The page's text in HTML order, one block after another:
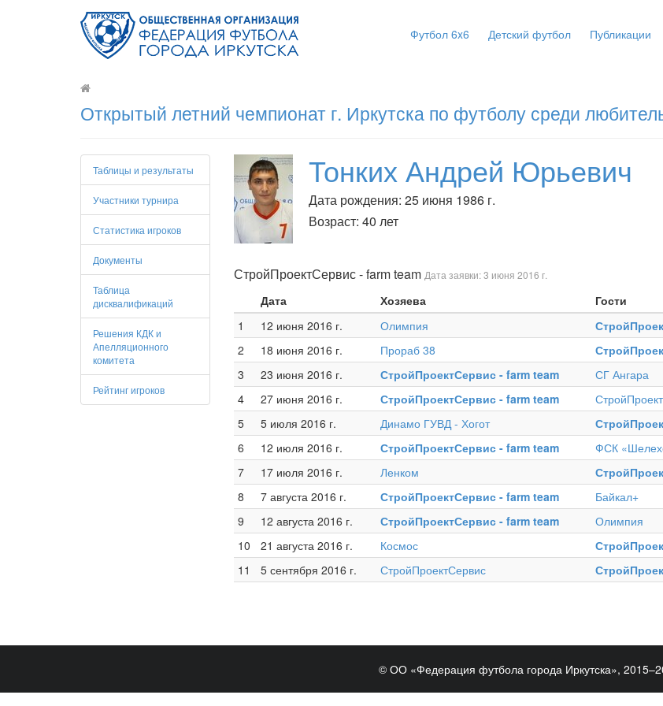
Футбол 6x6 Детский футбол Публикации
Открытый летний чемпионат г. Иркутска по футболу среди
Таблицы и результаты
Участники турнира
Статистика игроков
Документы
Таблица
дисквалификаций
Решения КДК и
Апелляционного
комитета
Рейтинг игроков
Тонких Андрей Юрьевич
Дата рождения: 25 июня 1986 г.
Возраст: 40 лет
СтройПроектСервис - farm team Дата заявки: 3 июня 2016 г.
Дата Хозяева Гости
1
12 июня 2016 г. Олимпия
2
18 июня 2016 г. Прораб 38
3
23 июня 2016 г. СтройПроектСервис - farm team СГ Ангара
4
27 июня 2016 г. СтройПроектСервис - farm team
5
5 июля 2016 г. Динамо ГУВД - Хогот
6
12 июля 2016 г. СтройПроектСервис - farm team ФСК
7
17 июля 2016 г. Ленком
8
7 августа 2016 г. СтройПроектСервис - farm team Байкал+
9
12 августа 2016 г. СтройПроектСервис - farm team Олимпия
10
21 августа 2016 г. Космос
11
5 сентября 2016 г. СтройПроектСервис
© ОО «Федерация футбола города Иркутска»,